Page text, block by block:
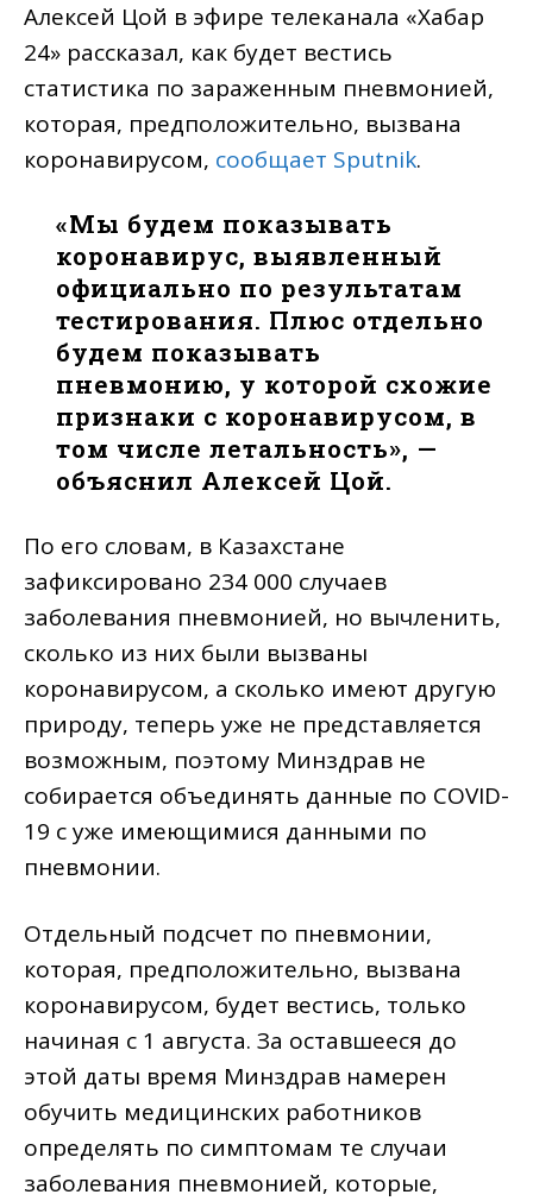
Алексей Цой в эфире телеканала «Хабар
24» рассказал, как будет вестись
статистика по зараженным пневмонией,
которая, предположительно, вызвана
коронавирусом, сообщает Sputnik.
«Мы будем показывать
коронавирус, выявленный
официально по результатам
тестирования. Плюс отдельно
будем показывать
пневмонию, у которой схожие
признаки с коронавирусом, в
том числе летальность», —
объяснил Алексей Цой.
По его словам, в Казахстане
зафиксировано 234 000 случаев
заболевания пневмонией, но вычленить,
сколько из них были вызваны
коронавирусом, а сколько имеют другую
природу, теперь уже не представляется
возможным, поэтому Минздрав не
собирается объединять данные по COVID-
19 с уже имеющимися данными по
пневмонии.
Отдельный подсчет по пневмонии,
которая, предположительно, вызвана
коронавирусом, будет вестись, только
начиная с 1 августа. За оставшееся до
этой даты время Минздрав намерен
обучить медицинских работников
определять по симптомам те случаи
заболевания пневмонией, которые,